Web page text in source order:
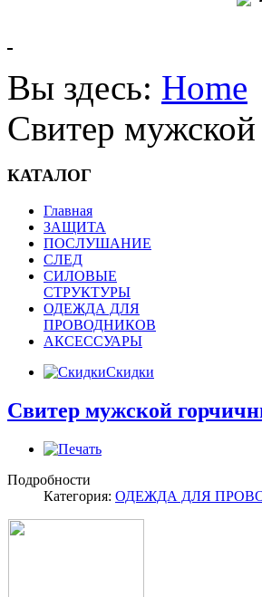
Вы здесь: Home
Свитер
КАТАЛОГ
Главная
ЗАЩИТА
ПОСЛУШАНИЕ
СЛЕД
СИЛОВЫЕ
СТРУКТУРЫ
ОДЕЖДА ДЛЯ
ПРОВОДНИКОВ
АКСЕССУАРЫ
Скидки
Свитер мужской
Подробности
Категория: ОДЕЖДА ДЛЯ